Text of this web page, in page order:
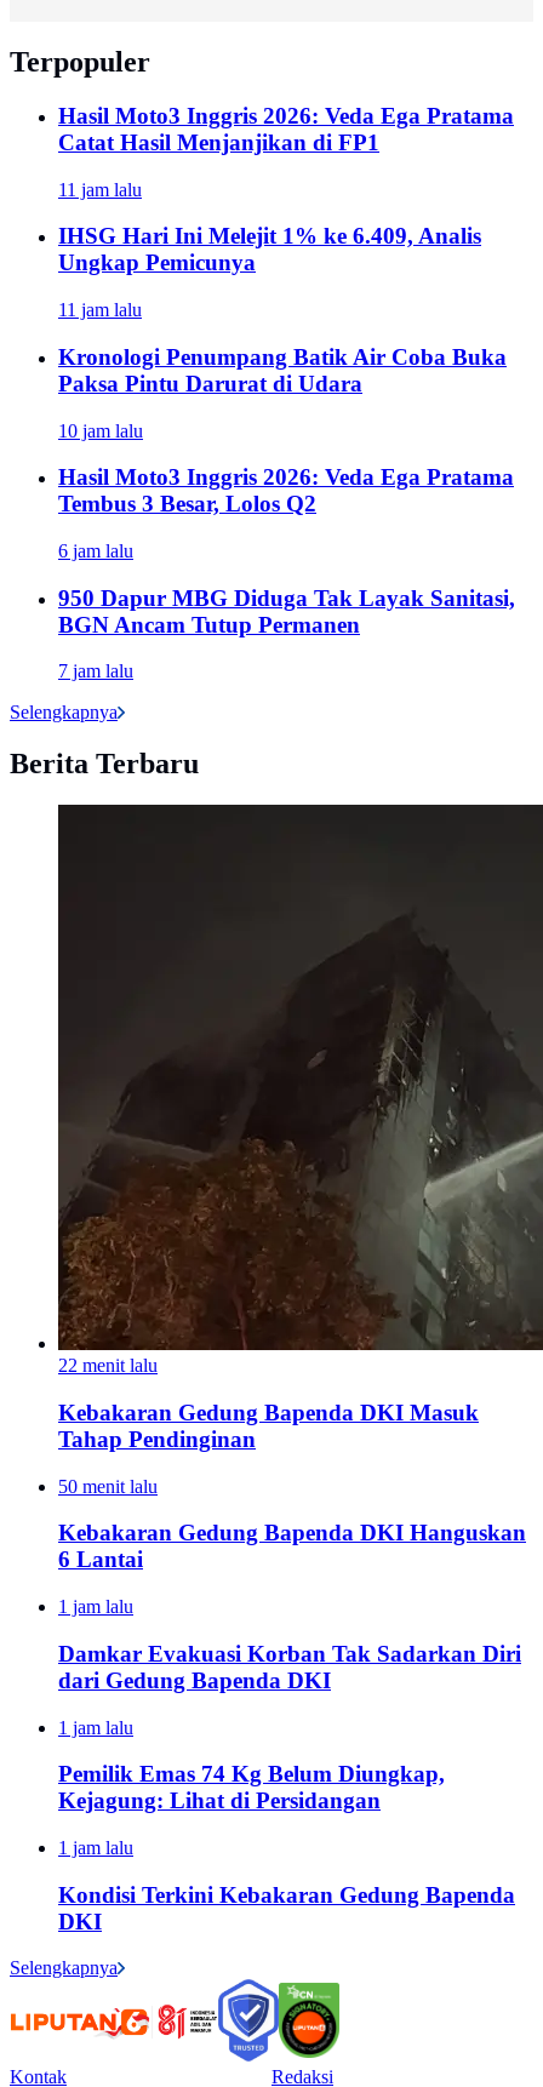
Terpopuler
Hasil Moto3 Inggris 2026: Veda Ega Pratama
Catat Hasil Menjanjikan di FP1
11 jam lalu
IHSG Hari Ini Melejit 1% ke 6.409, Analis
Ungkap Pemicunya
11 jam lalu
Kronologi Penumpang Batik Air Coba Buka
Paksa Pintu Darurat di Udara
10 jam lalu
Hasil Moto3 Inggris 2026: Veda Ega Pratama
Tembus 3 Besar, Lolos Q2
6 jam lalu
950 Dapur MBG Diduga Tak Layak Sanitasi,
BGN Ancam Tutup Permanen
7 jam lalu
Selengkapnya
Berita Terbaru
22 menit lalu
Kebakaran Gedung Bapenda DKI Masuk
Tahap Pendinginan
50 menit lalu
Kebakaran Gedung Bapenda DKI Hanguskan
6 Lantai
1 jam lalu
Damkar Evakuasi Korban Tak Sadarkan Diri
dari Gedung Bapenda DKI
1 jam lalu
Pemilik Emas 74 Kg Belum Diungkap,
Kejagung: Lihat di Persidangan
1 jam lalu
Kondisi Terkini Kebakaran Gedung Bapenda
DKI
Selengkapnya
Kontak Redaksi